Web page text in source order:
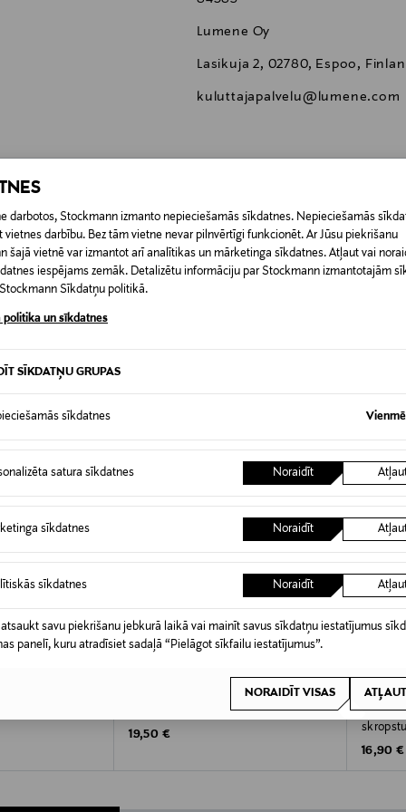
darbotos, Stockmann izmanto nepieciešamās sīkdatnes. Nepieciešamās
vietnes darbību. Bez tām vietne nevar pilnvērtīgi funkcionēt. Ar Jūsu piekrišanu
šajā vietnē var izmantot arī analītikas un mārketinga sīkdatnes. Atļaut vai
iespējams zemāk. Detalizētu informāciju par Stockmann izmantotajām
Sīkdatņu politikā.
politika un sīkdatnes
SĪKDATŅU GRUPAS
sīkdatnes
satura sīkdatnes Noraidīt
sīkdatnes Noraidīt
sīkdatnes Noraidīt
atsaukt savu piekrišanu jebkurā laikā vai mainīt savus sīkdatņu iestatījumus
panelī, kuru atradīsiet sadaļā “Pielāgot sīkfailu iestatījumus”.
NORAIDĪT VISAS
Lumene Oy
Lasikuja 2, 02780, Espoo,
kuluttajapalvelu@lumene.com
0,00 €
0,00 € – 4,90 €
saņemšanas brīža. Atgriešana ir bezmaksas, un par to
preces, ja to zīmogs ir atvērts. Aizzīmogotiem kosmētikas un
skropstu
Stay Volume skropstu tuša 9 ml
Original Price
19,50 €
Wild
Original
16,90 €